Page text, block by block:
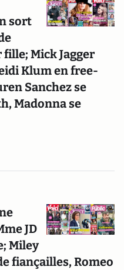
sort
Mick Jagger
Klum en free-
Sanchez se
Madonna se
JD
Miley
fiançailles, Romeo